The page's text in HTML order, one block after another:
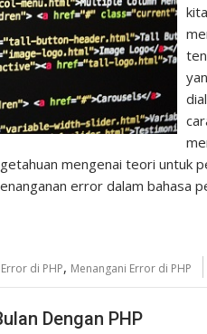
mengenai teori untuk
error dalam bahasa
di PHP, Menangani Error di PHP
Dengan PHP